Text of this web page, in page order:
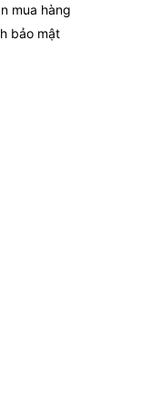
mua hàng
bảo mật